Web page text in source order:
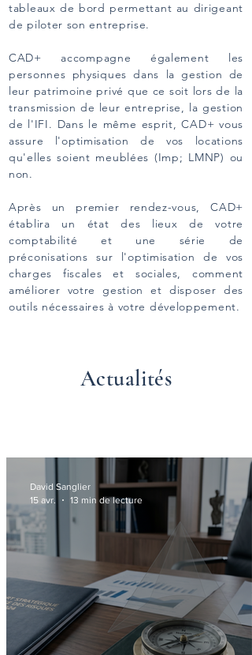
tableaux de bord permettant au dirigeant
de piloter son entreprise.
CAD+ accompagne également les
personnes physiques dans la gestion de
leur patrimoine privé que ce soit lors de la
transmission de leur entreprise, la gestion
de l'IFI. Dans le même esprit, CAD+ vous
assure l'optimisation de vos locations
qu'elles soient meublées (Imp; LMNP) ou
non.
Après un premier rendez-vous, CAD+
établira un état des lieux de votre
comptabilité et une série de
préconisations sur l'optimisation de vos
charges fiscales et sociales, comment
améliorer votre gestion et disposer des
outils nécessaires à votre développement.
Actualités
David Sanglier
15 avr.
13 min de lecture